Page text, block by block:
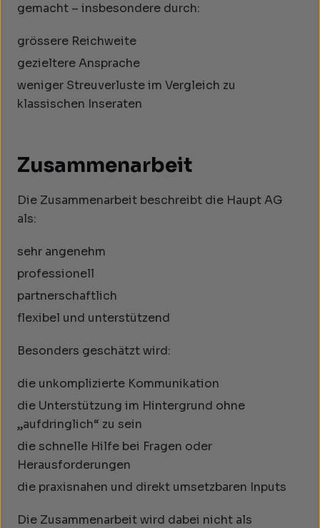
gemacht – insbesondere durch:
grössere Reichweite
gezieltere Ansprache
weniger Streuverluste im Vergleich zu
klassischen Inseraten
Zusammenarbeit
Die Zusammenarbeit beschreibt die Haupt AG
als:
sehr angenehm
professionell
partnerschaftlich
flexibel und unterstützend
Besonders geschätzt wird:
die unkomplizierte Kommunikation
die Unterstützung im Hintergrund ohne
„aufdringlich“ zu sein
die schnelle Hilfe bei Fragen oder
Herausforderungen
die praxisnahen und direkt umsetzbaren Inputs
Die Zusammenarbeit wird dabei nicht als